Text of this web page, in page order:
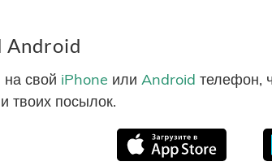
Android
свой iPhone или Android телефон,
твоих посылок.